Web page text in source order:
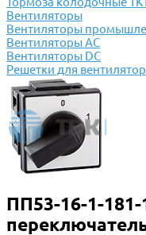
Вентиляторы
Вентиляторы
Вентиляторы АС
Вентиляторы DC
Решетки для
ПП53-16-1-